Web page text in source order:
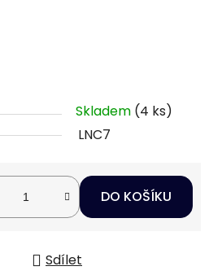
Skladem (4 ks)
LNC7
DO KOŠÍKU
Sdílet